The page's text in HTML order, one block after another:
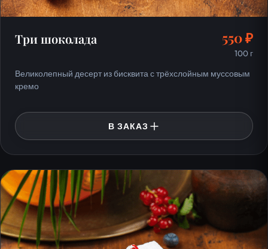
Три шоколада 550 ₽
100 г
Великолепный десерт из бисквита с трёхслойным муссовым
кремо
В ЗАКАЗ